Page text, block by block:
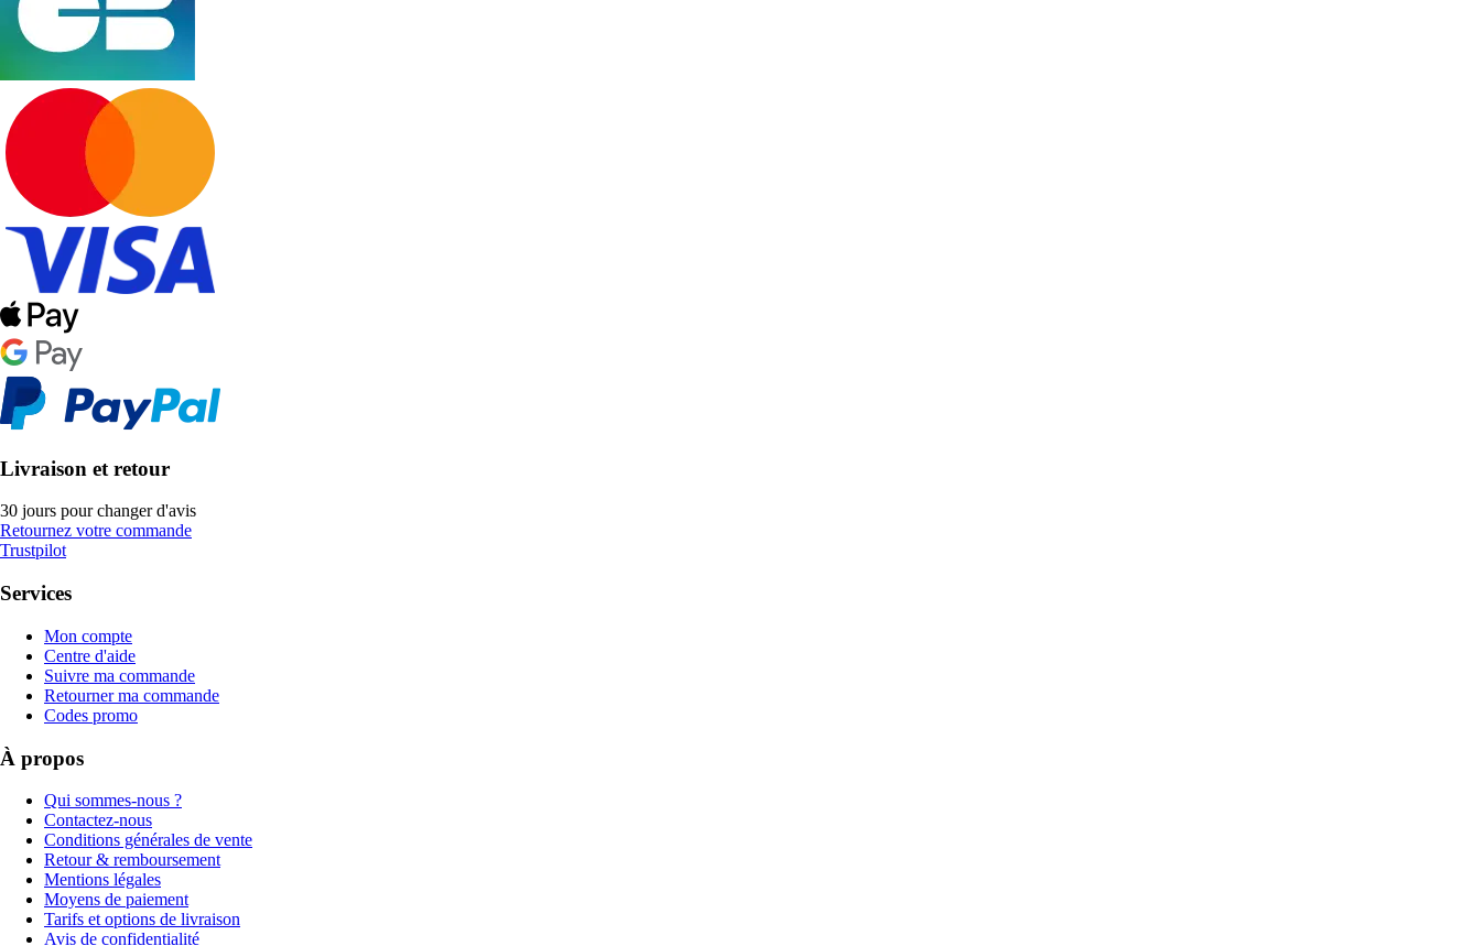
Livraison et retour
30 jours pour changer d'avis
Retournez votre commande
Trustpilot
Services
Mon compte
Centre d'aide
Suivre ma commande
Retourner ma commande
Codes promo
À propos
Qui sommes-nous ?
Contactez-nous
Conditions générales de vente
Retour & remboursement
Mentions légales
Moyens de paiement
Tarifs et options de livraison
Avis de confidentialité